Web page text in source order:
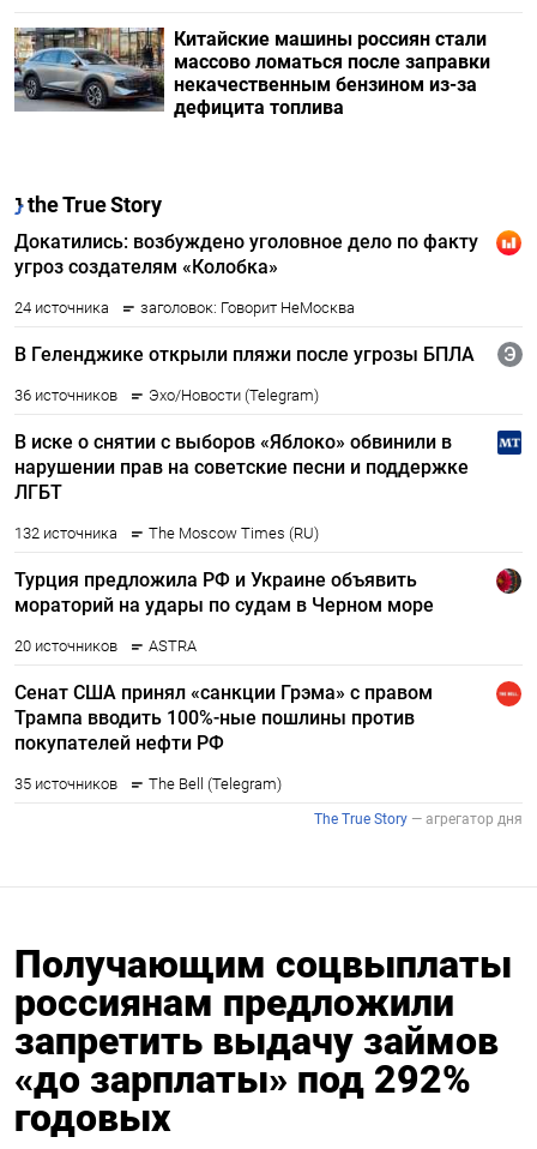
Китайские машины россиян стали
массово ломаться после заправки
некачественным бензином из-за
дефицита топлива
Получающим соцвыплаты
россиянам предложили
запретить выдачу займов
«до зарплаты» под 292%
годовых